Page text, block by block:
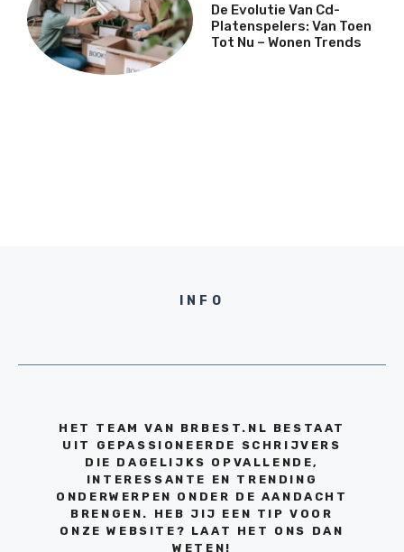
De Evolutie Van Cd-
Platenspelers: Van Toen
Tot Nu – Wonen Trends
INFO
HET TEAM VAN BRBEST.NL BESTAAT
UIT GEPASSIONEERDE SCHRIJVERS
DIE DAGELIJKS OPVALLENDE,
INTERESSANTE EN TRENDING
ONDERWERPEN ONDER DE AANDACHT
BRENGEN. HEB JIJ EEN TIP VOOR
ONZE WEBSITE? LAAT HET ONS DAN
WETEN!